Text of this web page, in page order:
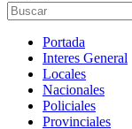
Portada
Interes General
Locales
Nacionales
Policiales
Provinciales